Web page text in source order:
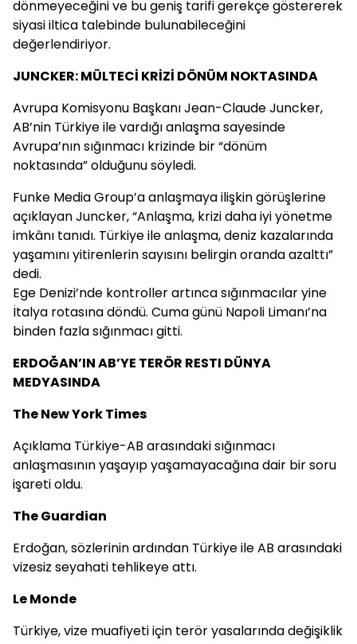
dönmeyeceğini ve bu geniş tarifi gerekçe göstererek
siyasi iltica talebinde bulunabileceğini
değerlendiriyor.
JUNCKER: MÜLTECİ KRİZİ DÖNÜM NOKTASINDA
Avrupa Komisyonu Başkanı Jean-Claude Juncker,
AB’nin Türkiye ile vardığı anlaşma sayesinde
Avrupa’nın sığınmacı krizinde bir “dönüm
noktasında” olduğunu söyledi.
Funke Media Group’a anlaşmaya ilişkin görüşlerine
açıklayan Juncker, “Anlaşma, krizi daha iyi yönetme
imkânı tanıdı. Türkiye ile anlaşma, deniz kazalarında
yaşamını yitirenlerin sayısını belirgin oranda azalttı”
dedi.
Ege Denizi’nde kontroller artınca sığınmacılar yine
İtalya rotasına döndü. Cuma günü Napoli Limanı’na
binden fazla sığınmacı gitti.
ERDOĞAN’IN AB’YE TERÖR RESTI DÜNYA
MEDYASINDA
The New York Times
Açıklama Türkiye-AB arasındaki sığınmacı
anlaşmasının yaşayıp yaşamayacağına dair bir soru
işareti oldu.
The Guardian
Erdoğan, sözlerinin ardından Türkiye ile AB arasındaki
vizesiz seyahati tehlikeye attı.
Le Monde
Türkiye, vize muafiyeti için terör yasalarında değişiklik